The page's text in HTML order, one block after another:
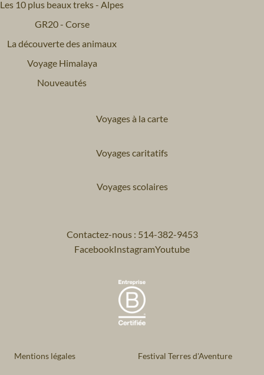
Les 10 plus beaux treks - Alpes
GR20 - Corse
La découverte des animaux
Voyage Himalaya
Nouveautés
Voyages à la carte
Voyages caritatifs
Voyages scolaires
Contactez-nous : 514-382-9453
FacebookInstagramYoutube
Mentions légales Festival Terres d'Aventure